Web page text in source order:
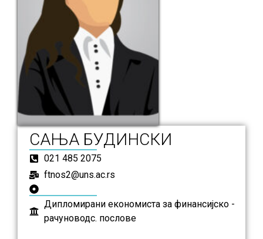
САЊА БУДИНСКИ
021 485 2075
ftnos2@uns.ac.rs
Дипломирани економиста за финансијско -
рачуноводс. послове